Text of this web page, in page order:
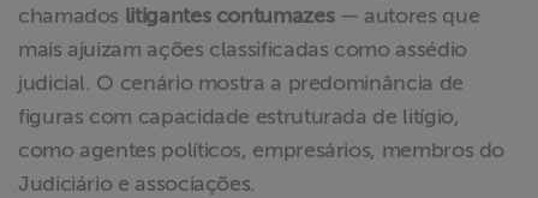
chamados litigantes contumazes— autores que
mais ajuizam ações classificadas como assédio
judicial. O cenário mostra a predominância de
figuras com capacidade estruturada de litígio,
como agentes políticos, empresários, membros do
Judiciário e associações.